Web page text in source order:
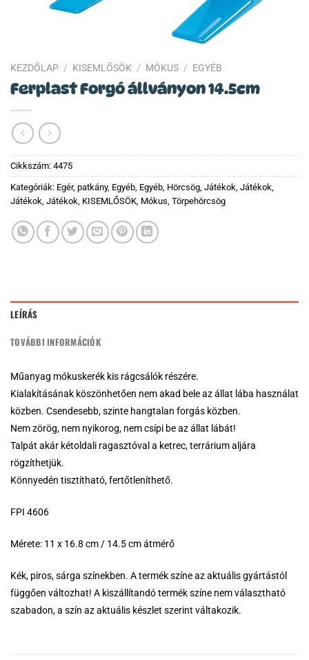
KEZDŐLAP / KISEMLŐSÖK / MÓKUS / EGYÉB
Ferplast Forgó állványon 14.5cm
Cikkszám: 4475
Kategóriák: Egér, patkány, Egyéb, Egyéb, Hörcsög, Játékok, Játékok,
Játékok, Játékok, KISEMLŐSÖK, Mókus, Törpehörcsög
LEÍRÁS
TOVÁBBI INFORMÁCIÓK
Műanyag mókuskerék kis rágcsálók részére.
Kialakításának köszönhetően nem akad bele az állat lába használat
közben. Csendesebb, szinte hangtalan forgás közben.
Nem zörög, nem nyikorog, nem csípi be az állat lábát!
Talpát akár kétoldali ragasztóval a ketrec, terrárium aljára
rögzíthetjük.
Könnyedén tisztítható, fertőtleníthető.
FPI 4606
Mérete: 11 x 16.8 cm / 14.5 cm átmérő
Kék, piros, sárga színekben. A termék színe az aktuális gyártástól
függően változhat! A kiszállítandó termék színe nem választható
szabadon, a szín az aktuális készlet szerint váltakozik.